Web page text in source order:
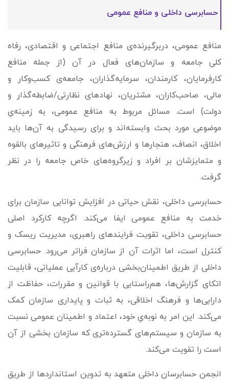
حسابرسی داخلی و منافع عمومی
منافع عمومی، دربرگیرنده‌ی منافع اجتماعی و اقتصادی، رفاه
کلیِ جامعه و سازمان‌های فعال در آن (از جمله منافع
کارفرمایان، کارمندان، سرمایه‌گذاران، جامعه‌ی کسب‌وکار و
مالی، صاحب‌کاران، مشتریان، نهادهای نظارتی/ضابطه‌گذار و
دولت) است. مسائل مربوط به منافع عمومی، به زمینه‌یِ
موضوعی مورد بحث وابسته‌اند و برای رسیدگی به آن‌­ها باید
اخلاق، انصاف، هنجارها و ارزش‌های فرهنگی و تاثیرهای بالقوه
و متمایزشان بر افراد و زیرگروه‌های خاص جامعه را در نظر
گرفت.
حسابرسی داخلی، نقش حیاتی در افزایش توانایی سازمان برای
خدمت به منافع عمومی ایفا می‌کند. اگرچه کارکرد اصلی
حسابرسی داخلی، تقویت فرایندهای راهبری، مدیریت ریسک و
کنترل است، اما اثرات آن از سازمان فراتر می‌رود. حسابرسی
داخلی از طریق اطمینان‌بخشی درباره‌ی کارآیی عملیاتی، قابلیت
اتکای گزارش‌ها، هم‌­راستایی با قوانین و مقررات، حفاظت از
دارایی‌ها و فرهنگ اخلاقی، به ثبات و پایداری سازمان کمک
می‌کند. این امر به نوبه‌یِ خود، اعتماد و اطمینان عمومی نسبت
به سازمان و سیستم‌های گسترده‌تری که سازمان بخشی از آن
است را تقویت می‌کند.
انجمن حسابرسان داخلی متعهد به تدوین استانداردها از طریق